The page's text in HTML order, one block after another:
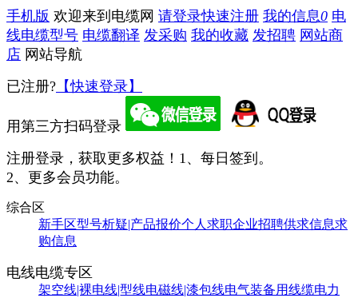
手机版 欢迎来到电缆网 请登录快速注册 我的信息0 电
线电缆型号 电缆翻译 发采购 我的收藏 发招聘 网站商
店 网站导航
已注册? 【快速登录】
用第三方扫码登录
注册登录，获取更多权益！ 1、每日签到。
2、更多会员功能。
综合区
新手区型号析疑|产品报价个人求职企业招聘供求信息求
购信息
电线电缆专区
架空线|裸电线|型线电磁线|漆包线电气装备用线缆电力